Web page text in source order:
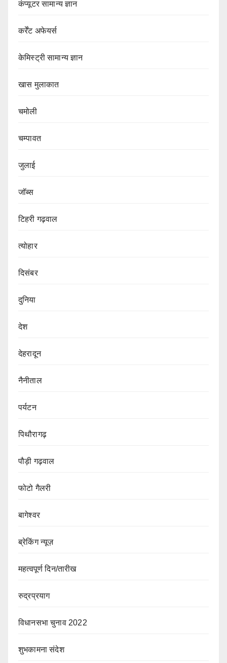
कंप्यूटर सामान्य ज्ञान
कर्रेंट अफेयर्स
केमिस्ट्री सामान्य ज्ञान
खास मुलाकात
चमोली
चम्पावत
जुलाई
जॉब्स
टिहरी गढ़वाल
त्योहार
दिसंबर
दुनिया
देश
देहरादून
नैनीताल
पर्यटन
पिथौरागढ़
पौड़ी गढ़वाल
फोटो गैलरी
बागेश्वर
ब्रेकिंग न्यूज़
महत्वपूर्ण दिन/तारीख
रुद्रप्रयाग
विधानसभा चुनाव 2022
शुभकामना संदेश